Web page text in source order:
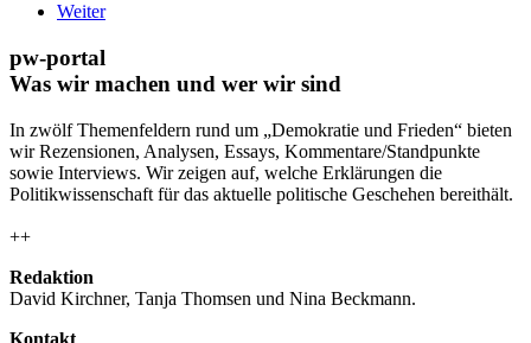
Weiter
pw-portal
Was wir machen und wer wir sind
In zwölf Themenfeldern rund um „Demokratie und Frieden“ bieten
wir Rezensionen, Analysen, Essays, Kommentare/Standpunkte
sowie Interviews. Wir zeigen auf, welche Erklärungen die
Politikwissenschaft für das aktuelle politische Geschehen bereithält.
++
Redaktion
David Kirchner, Tanja Thomsen und Nina Beckmann.
Kontakt